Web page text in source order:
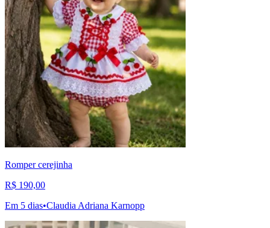
Romper cerejinha
R$ 190,00
Em 5 dias•Claudia Adriana Karnopp